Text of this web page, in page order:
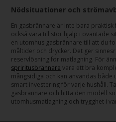
Nödsituationer och
En gasbrännare är inte bara
också vara till stor hjälp i oväntade
en utomhus gasbrännare till att du
måltider och drycker. Det ger
reservlösning för matlagning. För
spriritusbrännare vara ett bra
mångsidiga och kan användas både
smart investering för varje hushåll.
gasbrännare och hitta den modell
utomhusmatlagning och trygghet i